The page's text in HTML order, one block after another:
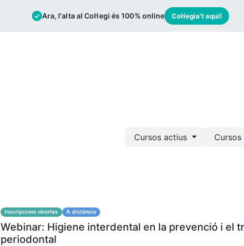
✓ Ara, l'alta al Col·legi és 100% online Col·legia't aquí!
Cursos actius
Inscripcions obertes A distància
Webinar: Higiene interdental en la prevenció i el
periodontal